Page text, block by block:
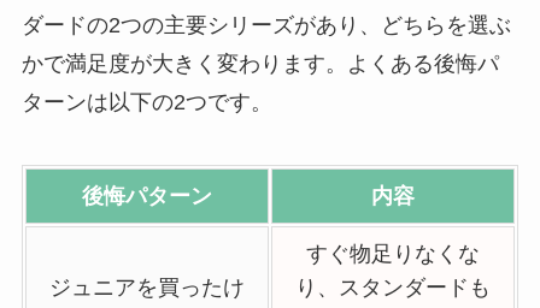
ダードの2つの主要シリーズがあり、どちらを選ぶ
かで満足度が大きく変わります。よくある後悔パ
ターンは以下の2つです。
後悔パターン 内容
ジュニアを買ったけ
すぐ物足りなくな
り、スタンダードも